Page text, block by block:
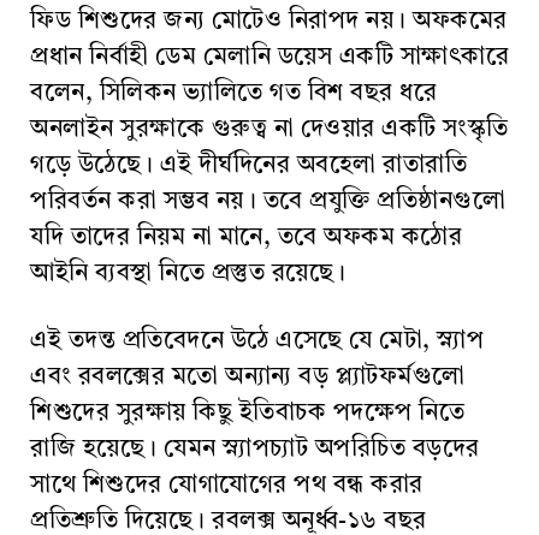
ফিড শিশুদের জন্য মোটেও নিরাপদ নয়। অফকমের
প্রধান নির্বাহী ডেম মেলানি ডয়েস একটি সাক্ষাৎকারে
বলেন, সিলিকন ভ্যালিতে গত বিশ বছর ধরে
অনলাইন সুরক্ষাকে গুরুত্ব না দেওয়ার একটি সংস্কৃতি
গড়ে উঠেছে। এই দীর্ঘদিনের অবহেলা রাতারাতি
পরিবর্তন করা সম্ভব নয়। তবে প্রযুক্তি প্রতিষ্ঠানগুলো
যদি তাদের নিয়ম না মানে, তবে অফকম কঠোর
আইনি ব্যবস্থা নিতে প্রস্তুত রয়েছে।
এই তদন্ত প্রতিবেদনে উঠে এসেছে যে মেটা, স্ন্যাপ
এবং রবলক্সের মতো অন্যান্য বড় প্ল্যাটফর্মগুলো
শিশুদের সুরক্ষায় কিছু ইতিবাচক পদক্ষেপ নিতে
রাজি হয়েছে। যেমন স্ন্যাপচ্যাট অপরিচিত বড়দের
সাথে শিশুদের যোগাযোগের পথ বন্ধ করার
প্রতিশ্রুতি দিয়েছে। রবলক্স অনূর্ধ্ব-১৬ বছর